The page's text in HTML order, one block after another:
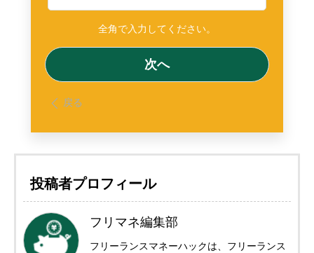
戻る
投稿者プロフィール
フリマネ編集部
フリーランスマネーハックは、フリーランス